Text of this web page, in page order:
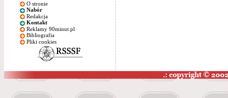
O stronie
Nabór
Redakcja
Kontakt
Reklamy 90minut.pl
Bibliografia
Pliki cookies